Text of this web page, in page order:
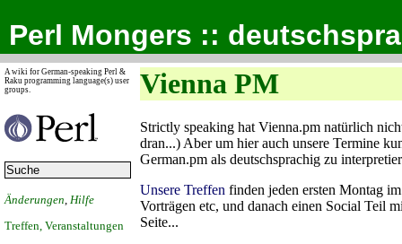
Perl Mongers ::
A wiki for German-speaking Perl &
Raku programming language(s) user
groups.
Änderungen Hilfe
Treffen, Veranstaltungen
Vienna PM
Strictly speaking hat Vienna.pm natürlich
dran...) Aber um hier auch unsere Termine
German.pm als deutschsprachig zu
Unsere Treffen finden jeden ersten Montag
Vorträgen etc, und danach einen Social Teil
Seite...